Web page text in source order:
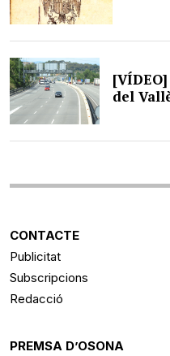
del
CONTACTE
Publicitat
Subscripcions
Redacció
PREMSA D’OSONA